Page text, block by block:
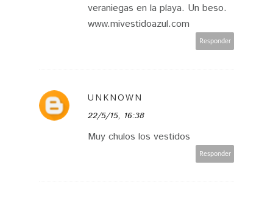
veraniegas en la playa. Un beso.
www.mivestidoazul.com
Responder
UNKNOWN
22/5/15, 16:38
Muy chulos los vestidos
Responder